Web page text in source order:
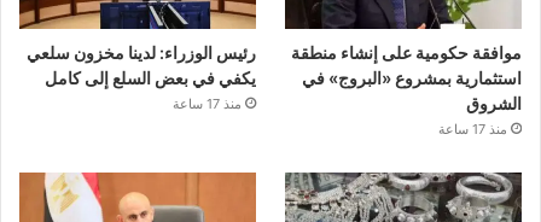
موافقة حكومية على إنشاء منطقة
استثمارية بمشروع «البروج» في
الشروق
منذ 17 ساعة
رئيس الوزراء: لدينا مخزون سلعي
يكفي في بعض السلع إلى كامل
منذ 17 ساعة